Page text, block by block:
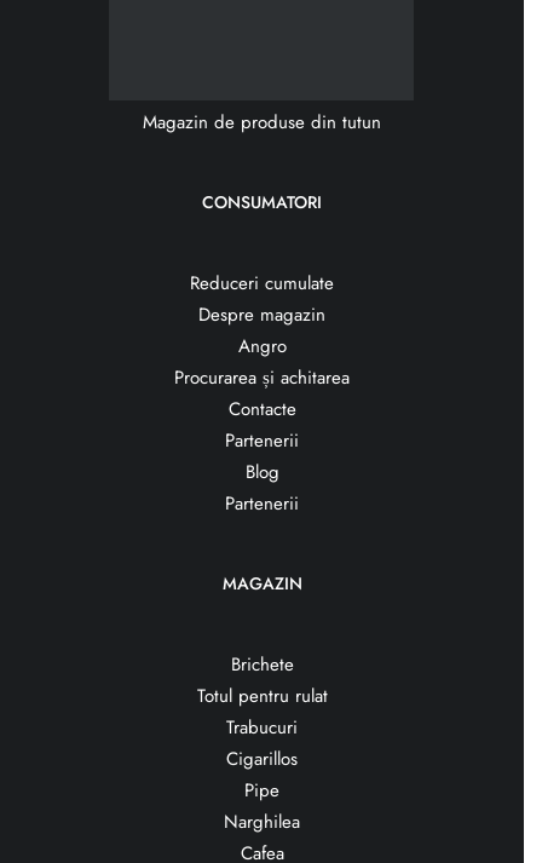
Magazin de produse din tutun
CONSUMATORI
Reduceri cumulate
Despre magazin
Angro
Procurarea și achitarea
Contacte
Partenerii
Blog
Partenerii
MAGAZIN
Brichete
Totul pentru rulat
Trabucuri
Cigarillos
Pipe
Narghilea
Cafea